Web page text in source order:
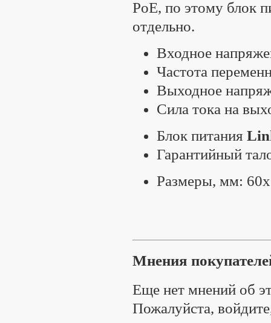
PoE, по этому блок
отдельно.
Входное
Частота
Выходное
Сила тока на
Блок питания
Гарантийный
Размеры, мм:
Мнения
Еще нет мнений об
Пожалуйста,